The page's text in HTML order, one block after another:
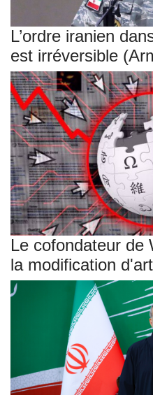
L’ordre iranien
est irréversible
Le cofondateur de
la modification